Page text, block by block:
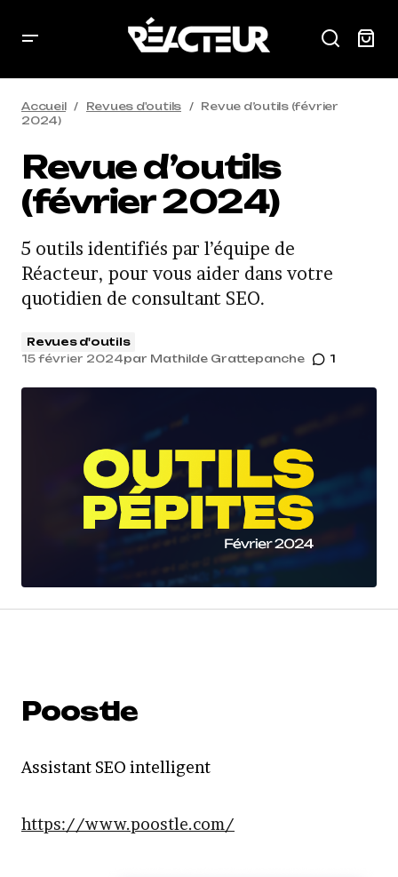
Accueil Revues d'outils
Revue d’outils (février
2024)
Revue d’outils
(février 2024)
5 outils identifiés par l’équipe de
Réacteur, pour vous aider dans votre
quotidien de consultant SEO.
Revues d'outils
15 février 2024par Mathilde Grattepanche 1
Poostle
Assistant SEO intelligent
https://www.poostle.com/